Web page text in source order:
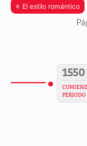
« El estilo romántico
1550